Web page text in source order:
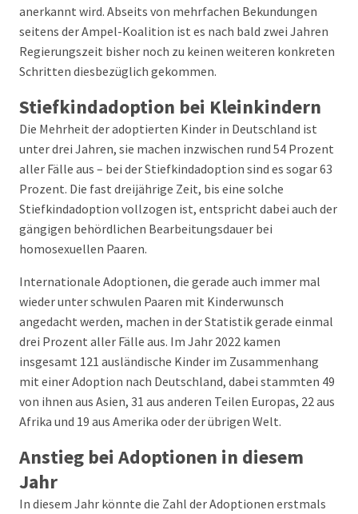
anerkannt wird. Abseits von mehrfachen Bekundungen
seitens der Ampel-Koalition ist es nach bald zwei Jahren
Regierungszeit bisher noch zu keinen weiteren konkreten
Schritten diesbezüglich gekommen.
Stiefkindadoption bei Kleinkindern
Die Mehrheit der adoptierten Kinder in Deutschland ist
unter drei Jahren, sie machen inzwischen rund 54 Prozent
aller Fälle aus – bei der Stiefkindadoption sind es sogar 63
Prozent. Die fast dreijährige Zeit, bis eine solche
Stiefkindadoption vollzogen ist, entspricht dabei auch der
gängigen behördlichen Bearbeitungsdauer bei
homosexuellen Paaren.
Internationale Adoptionen, die gerade auch immer mal
wieder unter schwulen Paaren mit Kinderwunsch
angedacht werden, machen in der Statistik gerade einmal
drei Prozent aller Fälle aus. Im Jahr 2022 kamen
insgesamt 121 ausländische Kinder im Zusammenhang
mit einer Adoption nach Deutschland, dabei stammten 49
von ihnen aus Asien, 31 aus anderen Teilen Europas, 22 aus
Afrika und 19 aus Amerika oder der übrigen Welt.
Anstieg bei Adoptionen in diesem
Jahr
In diesem Jahr könnte die Zahl der Adoptionen erstmals